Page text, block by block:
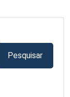
Pesquisar